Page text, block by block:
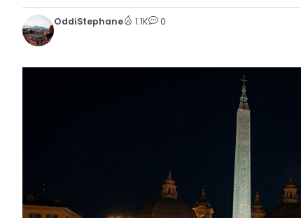
OddiStephane 1.1K 0